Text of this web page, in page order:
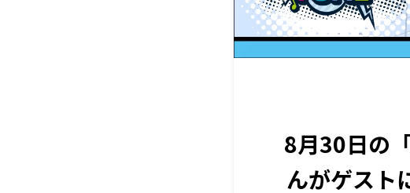
8月30日の
んがゲスト